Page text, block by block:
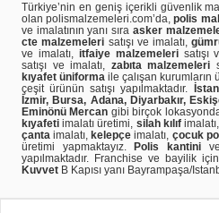
Türkiye’nin en geniş içerikli güvenlik
olan polismalzemeleri.com’da,polis
ve imalatının yanı sıra asker
cte malzemeleri satışı ve imalatı,
ve imalatı, itfaiye malzemelerisatışı
satışı ve imalatı, zabıta malzemeleri
kıyafet üniforma ile çalışan kurumların
çeşit ürünün satışı yapılmaktadır.
İzmir, Bursa, Adana, Diyarbakır,
Eminönü Mercan gibi birçok
kıyafeti imalatı üretimi, silah kılıf
çanta imalatı, kelepçe imalatı, çocuk
üretimi yapmaktayız.
Polis kantinive
yapılmaktadır. Franchise ve bayilik
Kuvvet B Kapısı yanı Bayrampaşa/